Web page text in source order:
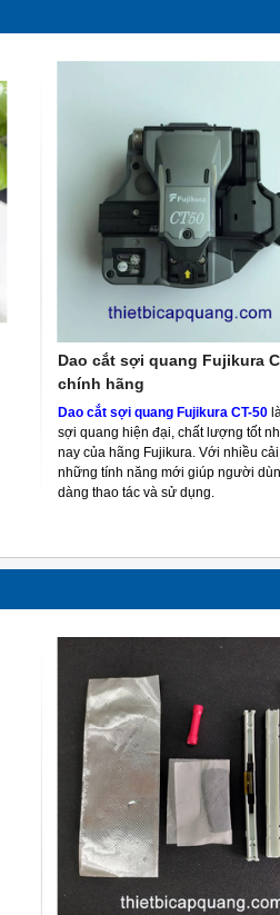
Dao cắt sợi quang Fujikura
chính hãng
Dao cắt sợi quang Fujikura CT-50
sợi quang hiện đại, chất lượng tốt
nay của hãng Fujikura. Với nhiều
những tính năng mới giúp người
dàng thao tác và sử dụng.